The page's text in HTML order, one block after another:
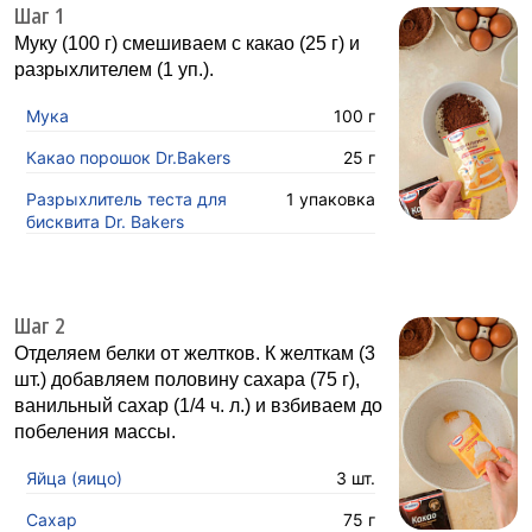
Шаг 1
Муку (100 г) смешиваем с какао (25 г) и
разрыхлителем (1 уп.).
Мука 100 г
Какао порошок Dr.Bakers 25 г
Разрыхлитель теста для
бисквита Dr. Bakers
1 упаковка
Шаг 2
Отделяем белки от желтков. К желткам (3
шт.) добавляем половину сахара (75 г),
ванильный сахар (1/4 ч. л.) и взбиваем до
побеления массы.
Яйца (яицо) 3 шт.
Сахар 75 г